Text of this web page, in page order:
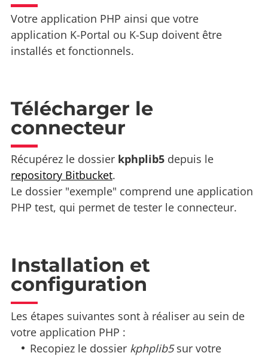
Votre application PHP ainsi que votre
application K-Portal ou K-Sup doivent être
installés et fonctionnels.
Télécharger le
connecteur
Récupérez le dossier kphplib5 depuis le
repository Bitbucket.
Le dossier "exemple" comprend une application
PHP test, qui permet de tester le connecteur.
Installation et
configuration
Les étapes suivantes sont à réaliser au sein de
votre application PHP :
Recopiez le dossier kphplib5sur votre